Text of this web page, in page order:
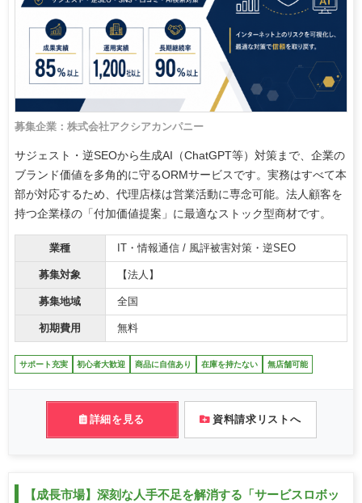
募集企業：株式会社アクシアカンパニー
サジェスト・逆SEOから生成AI（ChatGPT等）対策まで、企業の
ブランド価値を多角的に守るORMサービスです。実務はすべて本
部が対応するため、代理店様は営業活動に専念可能。法人顧客を
持つ企業様の「付加価値提案」に最適なストック型商材です。
業種 IT・情報通信 / 風評被害対策・逆SEO
募集対象 【法人】
募集地域 全国
初期費用 無料
サポート充実 初心者大歓迎 商品に自信あり 在庫を持たない 無店舗可能
詳細を見る 資料請求リストへ
【成長市場】深刻な人手不足を解消する「サービスロボッ